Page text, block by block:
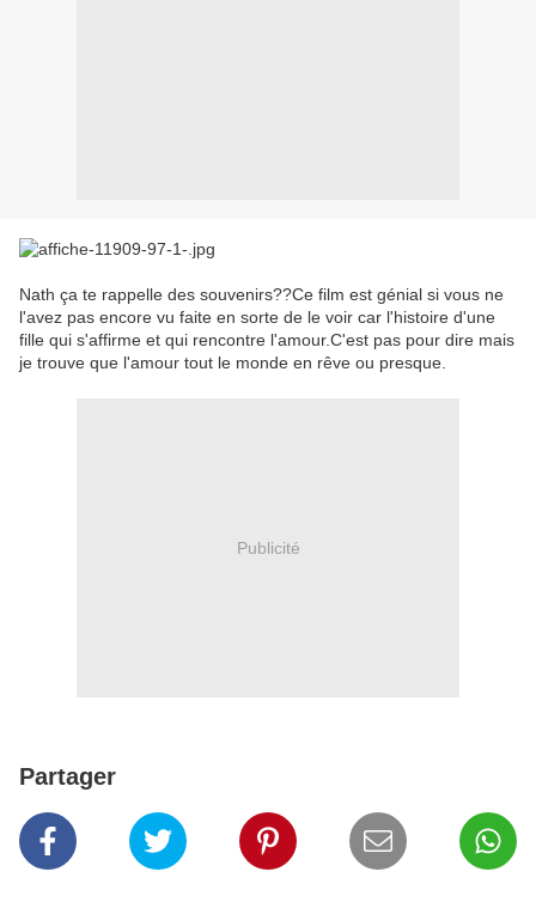
Nath ça te rappelle des souvenirs??Ce film est génial si vous ne
l'avez pas encore vu faite en sorte de le voir car l'histoire d'une
fille qui s'affirme et qui rencontre l'amour.C'est pas pour dire mais
je trouve que l'amour tout le monde en rêve ou presque.
Publicité
Partager